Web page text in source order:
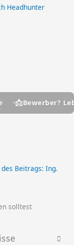
📩 Bewerber?
Beitrags: Ing.
solltest